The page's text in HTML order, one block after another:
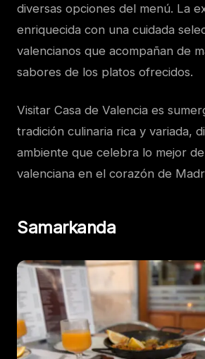
diversas opciones del menú. La
enriquecida con una cuidada
valencianos que acompañan de
sabores de los platos ofrecidos.
Visitar Casa de Valencia es
tradición culinaria rica y variada,
ambiente que celebra lo mejor
valenciana en el corazón de
Samarkanda